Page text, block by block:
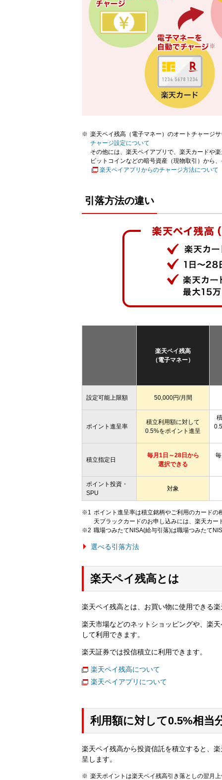
楽天ペイ残高（電子マネー）のオートチャージ
チャージ設定について
その他には、楽天ペイアプリで、楽天カードや
ビットコインなどの暗号資産（現物取引）から
楽天ペイアプリからのチャージ方法について
引落方法の違い
楽天ペイ残高
（電子マネー）
設定可能上限額 50,000円/月間
ポイント進呈率
積立利用額に対して
0.5%をポイント進呈
積立指定日
毎月1日～28日から
選択できる
ポイント投資・
SPU
対象
ポイント進呈率は積立銘柄やご利用のカード
天ブラックカードのお申し込みには、楽天カー
職場つみたてNISA(給与引落)は職場つみたて
選べる引落方法
楽天ペイ残高とは
楽天ペイ残高とは、お買い物に使用できる
楽天市場などのネットショッピングや、楽
して利用できます。
楽天証券では投信積立に利用できます。
楽天ペイ残高について
楽天ペイアプリについて
利用額に対して0.5%相当
楽天ペイ残高から投資信託を積立すると、
呈します。
楽天ポイントは楽天ペイ残高引き落としの翌月